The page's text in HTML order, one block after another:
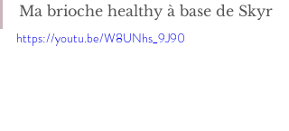
Ma brioche healthy à base de Skyr
https://youtu.be/W8UNhs_9J90